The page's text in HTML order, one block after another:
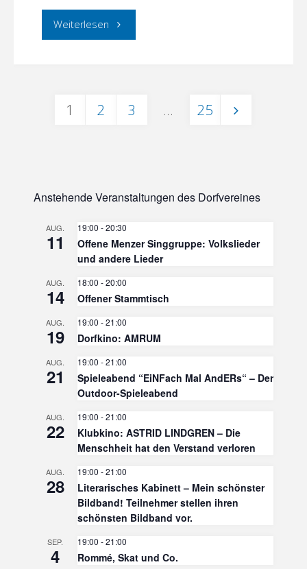
Weiterlesen "Norddeutsche
Küche"
Beiträge
1 2 3 … 25
Anstehende Veranstaltungen des Dorfvereines
AUG.
11
19:00 -20:30
Offene Menzer Singgruppe: Volkslieder
und andere Lieder
AUG.
14
18:00 -20:00
Offener Stammtisch
AUG.
19
19:00 -21:00
Dorfkino: AMRUM
AUG.
21
19:00 -21:00
Spieleabend “EiNFach Mal AndERs“ – Der
Outdoor-Spieleabend
AUG.
22
19:00 -21:00
Klubkino: ASTRID LINDGREN – Die
Menschheit hat den Verstand verloren
AUG.
28
19:00 -21:00
Literarisches Kabinett – Mein schönster
Bildband! Teilnehmer stellen ihren
schönsten Bildband vor.
SEP.
4
19:00 -21:00
Rommé, Skat und Co.